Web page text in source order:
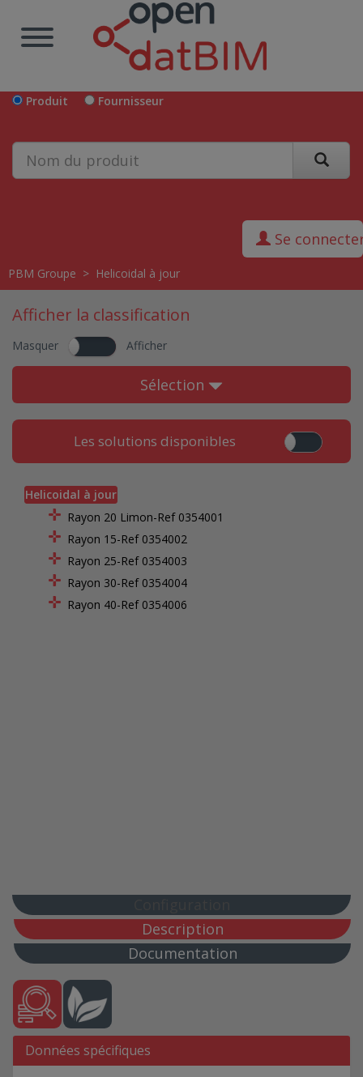
Produit Fournisseur
Se
PBM Groupe > Helicoidal à jour
Afficher la classification
Masquer Afficher
Sélection
Les solutions disponibles
Helicoidal à jour
Rayon 20 Limon-Ref 0354001
Rayon 15-Ref 0354002
Rayon 25-Ref 0354003
Rayon 30-Ref 0354004
Rayon 40-Ref 0354006
Description
Documentation
Données spécifiques